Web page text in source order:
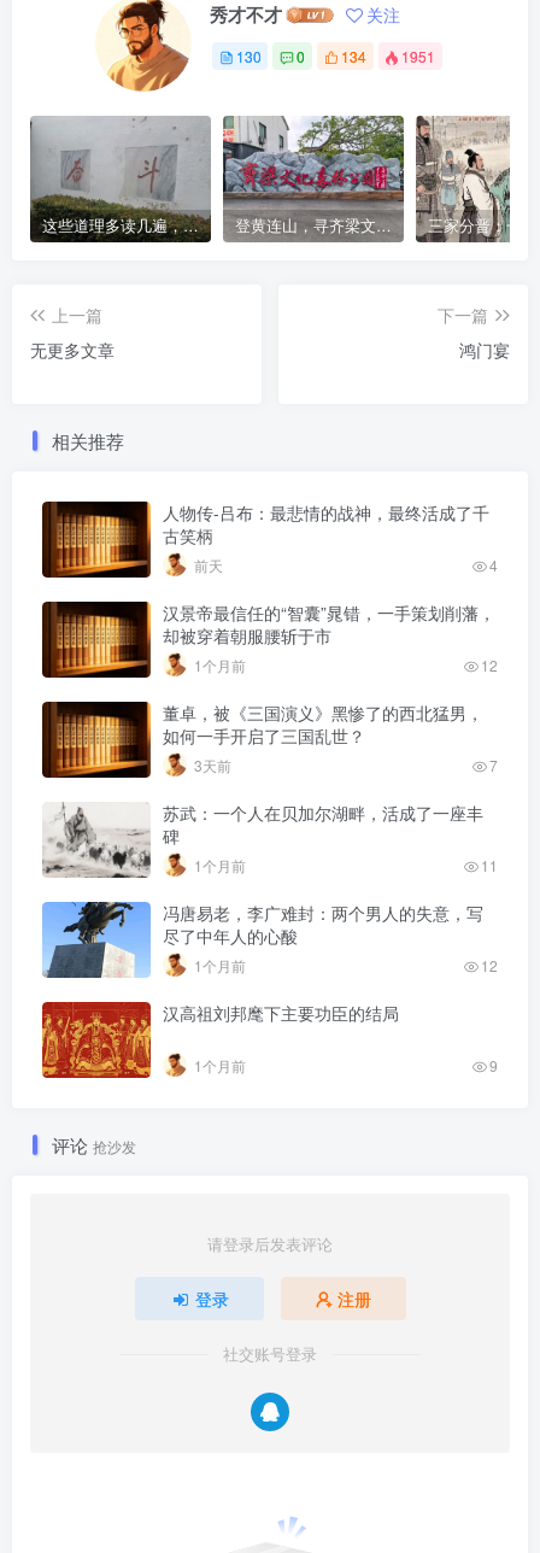
秀才不才 关注
130 0 134 1951
这些道理多读几遍，凡事豁然开朗 登黄连山，寻齐梁文化，这座免费森林公园藏着千年风雅与山野诗意
上一篇
无更多文章
下一篇
鸿门宴
相关推荐
人物传-吕布：最悲情的战神，最终活成了千
古笑柄
前天 4
汉景帝最信任的“智囊”晁错，一手策划削藩，
却被穿着朝服腰斩于市
1个月前 12
董卓，被《三国演义》黑惨了的西北猛男，
如何一手开启了三国乱世？
3天前 7
苏武：一个人在贝加尔湖畔，活成了一座丰
碑
1个月前 11
冯唐易老，李广难封：两个男人的失意，写
尽了中年人的心酸
1个月前 12
汉高祖刘邦麾下主要功臣的结局
1个月前 9
评论 抢沙发
请登录后发表评论
登录 注册
社交账号登录